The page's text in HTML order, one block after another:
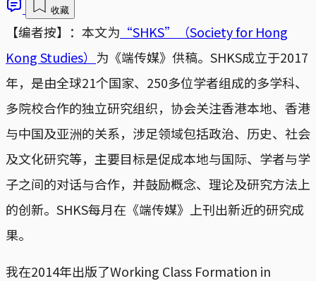
收藏
【编者按】：本文为 “SHKS”（Society for Hong
Kong Studies） 为《端传媒》供稿。SHKS成立于2017
年，是由全球21个国家、250多位学者组成的多学科、
多院校合作的独立研究组织，协会关注香港本地、香港
与中国及亚洲的关系，涉足领域包括政治、历史、社会
及文化研究等，主要目标是促成本地与国际、学者与学
子之间的对话与合作，并鼓励概念、理论及研究方法上
的创新。SHKS每月在《端传媒》上刊出新近的研究成
果。
我在2014年出版了Working Class Formation in